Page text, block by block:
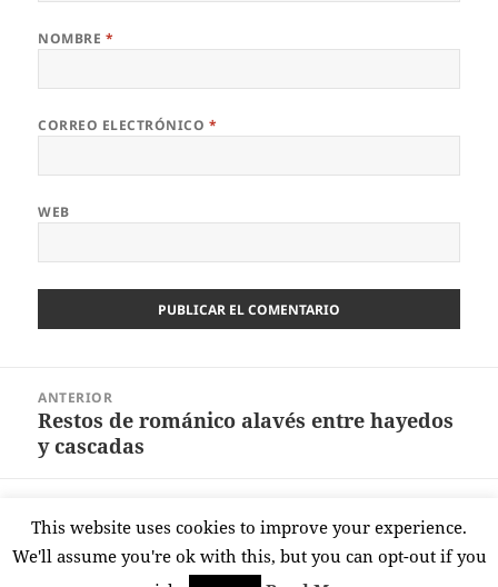
NOMBRE *
CORREO ELECTRÓNICO *
WEB
entradas
ANTERIOR
Entrada
anterior:
Restos de románico alavés entre hayedos
y cascadas
Entrada
siguiente:
El sorprendente túnel de San Adrián
This website uses cookies to improve your experience.
We'll assume you're ok with this, but you can opt-out if you